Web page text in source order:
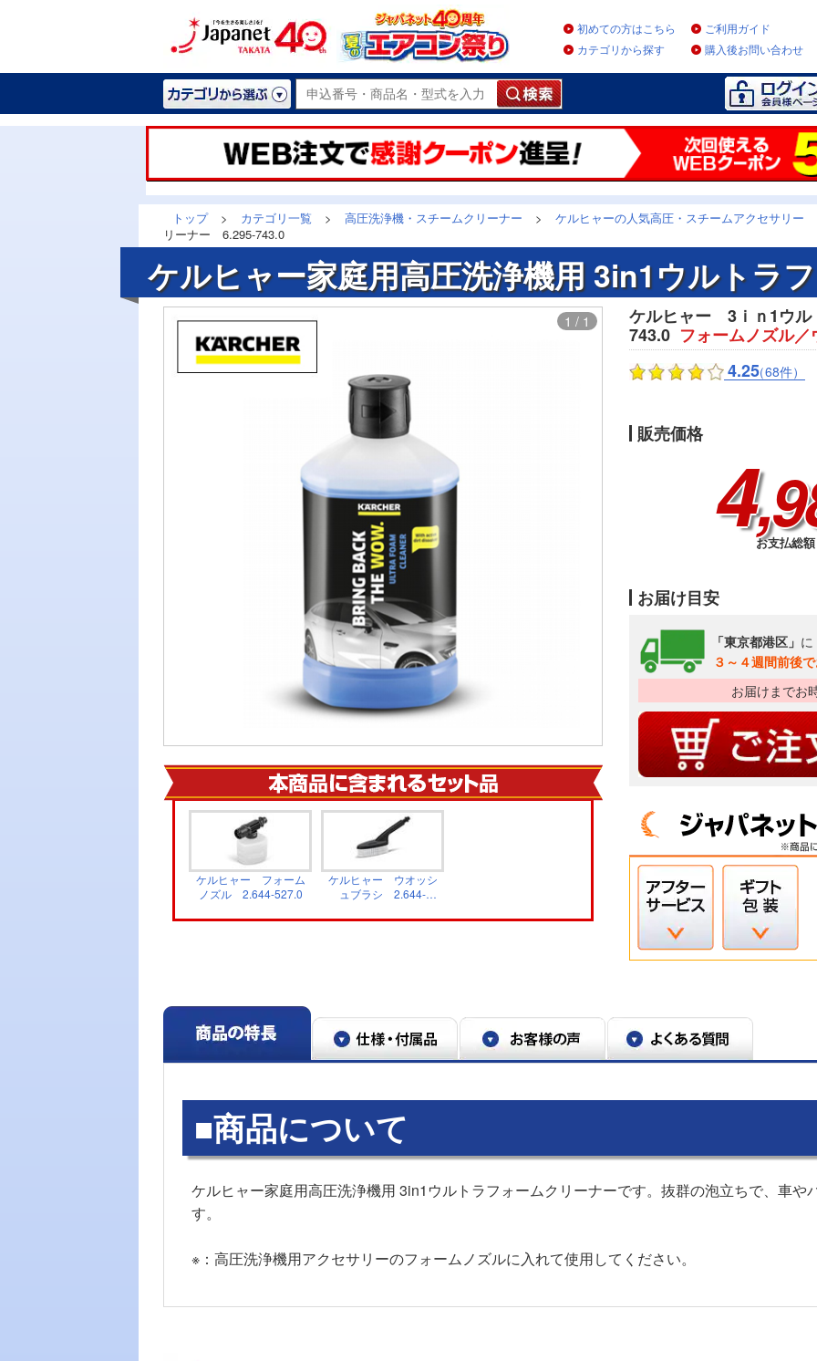
初めての方はこちら
ご利用ガイド
カテゴリから探す
購入後お問い合わせ
トップ > カテゴリ一覧 > 高圧洗浄機・スチームクリーナー >
ケルヒャーの人気高圧・スチームアクセサリー
リーナー 6.295-743.0
ケルヒャー家庭用高圧洗浄機用 3in1ウルトラ
1 / 1
ケルヒャー フォーム
ノズル 2.644-527.0
ケルヒャー ウオッシ
ュブラシ 2.644-
ケルヒャー 3ｉｎ1ウ
743.0 フォームノズル
4.25（68件）
販売価格
4お支払総
お届け目安
「東京都港区」 に
３～４週間前後
お届けまでお
■商品について
ケルヒャー家庭用高圧洗浄機用 3in1ウルトラフォームクリーナーです。抜群の泡立ちで、車や
す。
※：高圧洗浄機用アクセサリーのフォームノズルに入れて使用してください。